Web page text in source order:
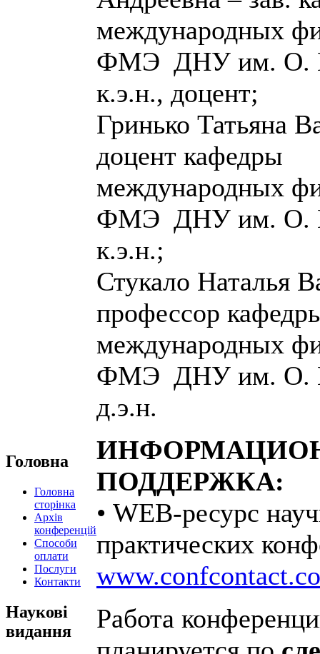
Головна
Головна
сторінка
Архів
конференцій
Способи
оплати
Послуги
Контакти
Наукові
видання
международных
ФМЭ ДНУ им. О.
к.э.н., доцент;
Гринько Татьяна
доцент кафедры
международных
ФМЭ ДНУ им. О.
к.э.н.;
Стукало Наталья
профессор
международных
ФМЭ ДНУ им. О.
д.э.н.
ПОДДЕРЖКА:
• WEB-ресурс
практических
Работа